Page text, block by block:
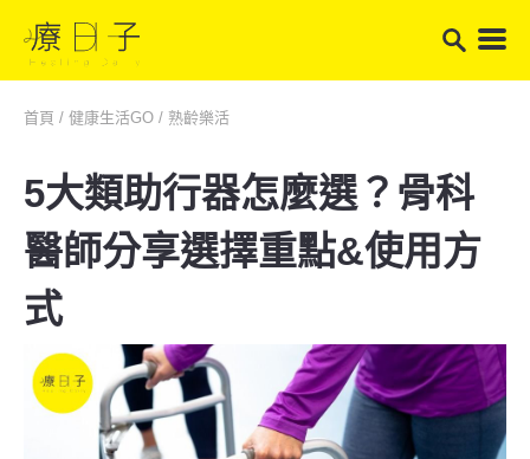
首頁 / 健康生活GO / 熟齡樂活
5大類助行器怎麼選？骨科
醫師分享選擇重點&使用方
式